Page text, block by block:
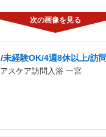
未経験OK/4週8休以上/訪
スケア訪問入浴 一宮